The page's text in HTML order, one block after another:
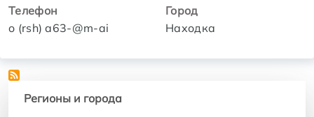
Телефон
o (rsh) a63-@m-ai
Город
Находка
Регионы и города